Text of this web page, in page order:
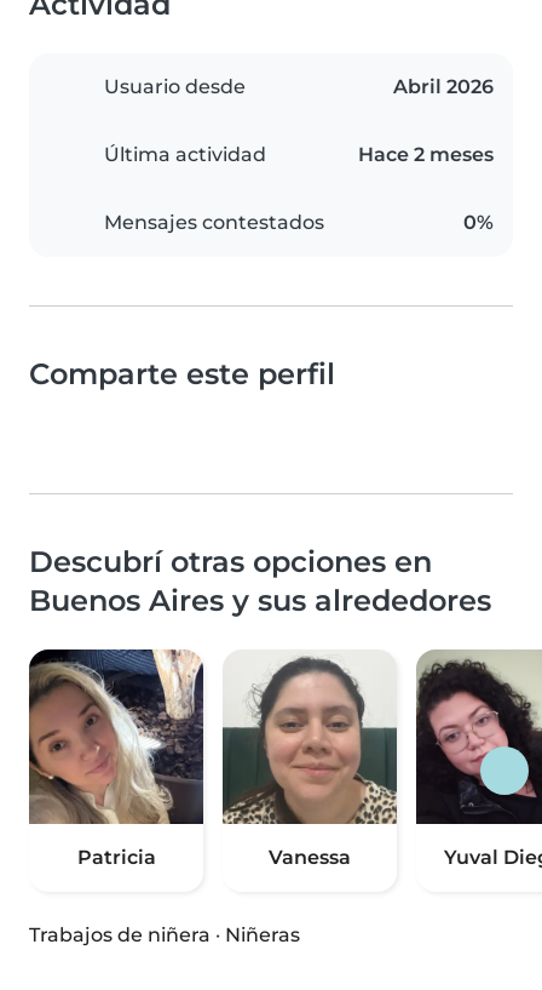
Usuario desde Abril 2026
Última actividad Hace 2 meses
Mensajes contestados 0%
Comparte este perfil
Descubrí otras opciones en
Buenos Aires y sus alrededores
Patricia Vanessa Yuval
Trabajos de niñera · Niñeras